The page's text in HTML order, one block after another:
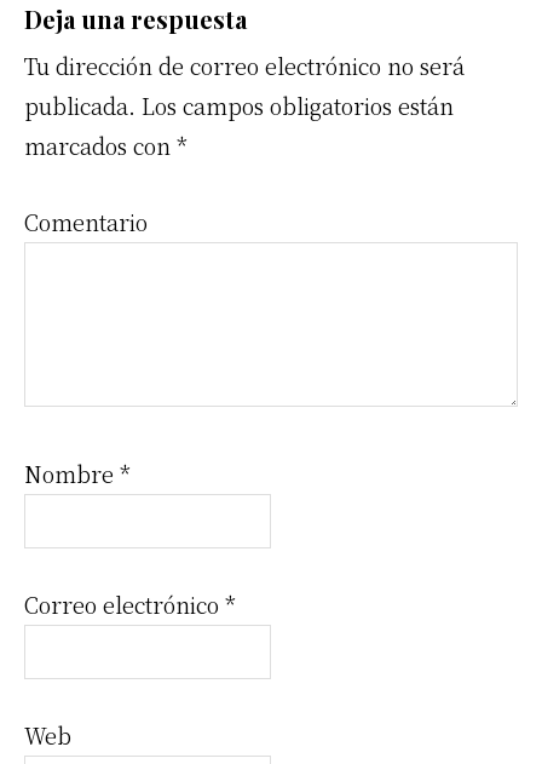
Interacciones
con
los
lectores
Deja una respuesta
Tu dirección de correo electrónico no será
publicada. Los campos obligatorios están
marcados con*
Comentario
Nombre *
Correo electrónico *
Web